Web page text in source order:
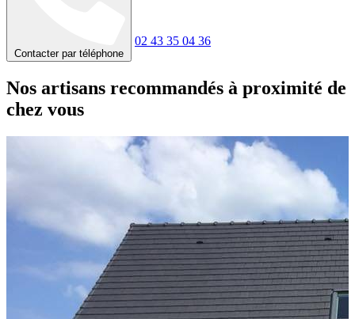
Contacter par téléphone
02 43 35 04 36
Nos artisans recommandés à proximité de
chez vous